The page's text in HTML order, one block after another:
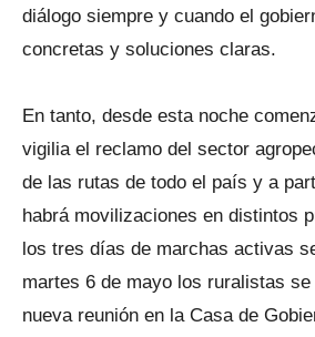
diálogo siempre y cuando el
concretas y soluciones claras.
En tanto, desde esta noche
vigilia el reclamo del sector
de las rutas de todo el país y a
habrá movilizaciones en distintos
los tres días de marchas activas
martes 6 de mayo los ruralistas
nueva reunión en la Casa de